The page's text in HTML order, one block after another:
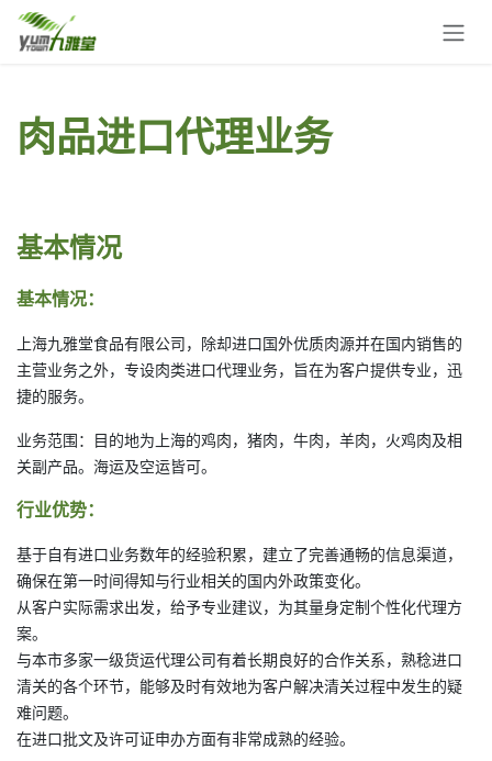
跳至内容
肉品进口代理业务
基本情况
基本情况：
上海九雅堂食品有限公司，除却进口国外优质肉源并在国内销售的
主营业务之外，专设肉类进口代理业务，旨在为客户提供专业，迅
捷的服务。
业务范围：目的地为上海的鸡肉，猪肉，牛肉，羊肉，火鸡肉及相
关副产品。海运及空运皆可。
行业优势：
基于自有进口业务数年的经验积累，建立了完善通畅的信息渠道，
确保在第一时间得知与行业相关的国内外政策变化。
从客户实际需求出发，给予专业建议，为其量身定制个性化代理方
案。
与本市多家一级货运代理公司有着长期良好的合作关系，熟稔进口
清关的各个环节，能够及时有效地为客户解决清关过程中发生的疑
难问题。
在进口批文及许可证申办方面有非常成熟的经验。